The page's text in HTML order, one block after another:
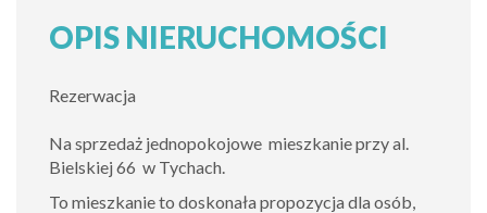
OPIS NIERUCHOMOŚCI
Rezerwacja
Na sprzedaż jednopokojowe mieszkanie przy al.
Bielskiej 66 w Tychach.
To mieszkanie to doskonała propozycja dla osób,